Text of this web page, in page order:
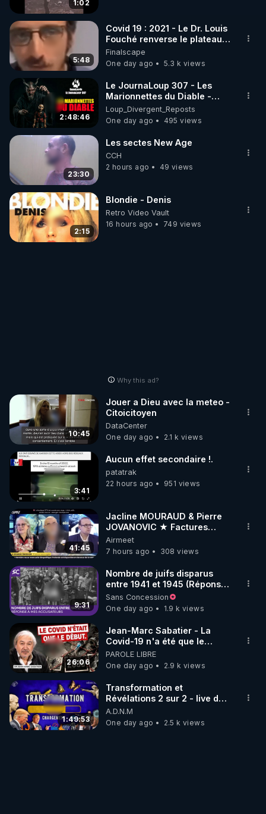
1:02
5:48
Covid 19 : 2021 - Le Dr. Louis
Fouché renverse le plateau
de CNews !
Finalscape
One day ago
5.3 k views
2:48:46
Le JournaLoup 307 - Les
Marionnettes du Diable -
Loup Divergent 2026.08.07
Loup_Divergent_Reposts
One day ago
495 views
23:30
Les sectes New Age
CCH
2 hours ago
49 views
2:15
Blondie - Denis
Retro Video Vault
16 hours ago
749 views
Why this ad?
10:45
Jouer a Dieu avec la meteo -
Citoicitoyen
DataCenter
One day ago
2.1 k views
3:41
Aucun effet secondaire !.
patatrak
22 hours ago
951 views
41:45
Jacline MOURAUD & Pierre
JOVANOVIC ★ Factures
Impayées : Où Est Passé Le
Pognon ?
Airmeet
7 hours ago
308 views
9:31
Nombre de juifs disparus
entre 1941 et 1945 (Réponse
à mes accusateurs)
Sans Concession
One day ago
1.9 k views
26:06
Jean-Marc Sabatier - La
Covid-19 n'a été que le
début - L'ARNm & l'ARNm-aa
jusqu où auront-t-il ?
PAROLE LIBRE
One day ago
2.9 k views
1:49:53
Transformation et
Révélations 2 sur 2 - live du
07/08/26
A.D.N.M
One day ago
2.5 k views